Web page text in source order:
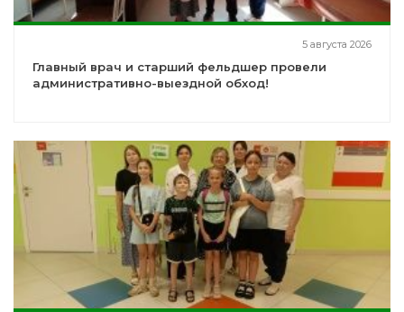
5 августа 2026
Главный врач и старший фельдшер провели
административно-выездной обход!